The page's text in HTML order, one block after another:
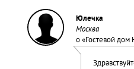
Юлечка
Москва
о «Гостевой дом